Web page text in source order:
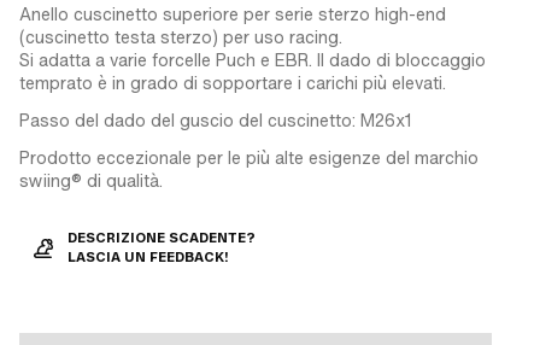
Anello cuscinetto superiore per serie sterzo high-end
(cuscinetto testa sterzo) per uso racing.
Si adatta a varie forcelle Puch e EBR. Il dado di bloccaggio
temprato è in grado di sopportare i carichi più elevati.
Passo del dado del guscio del cuscinetto: M26x1
Prodotto eccezionale per le più alte esigenze del marchio
swiing® di qualità.
DESCRIZIONE SCADENTE?
LASCIA UN FEEDBACK!